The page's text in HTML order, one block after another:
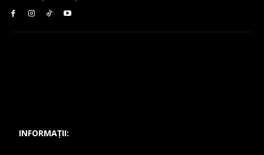
INFORMAȚII: